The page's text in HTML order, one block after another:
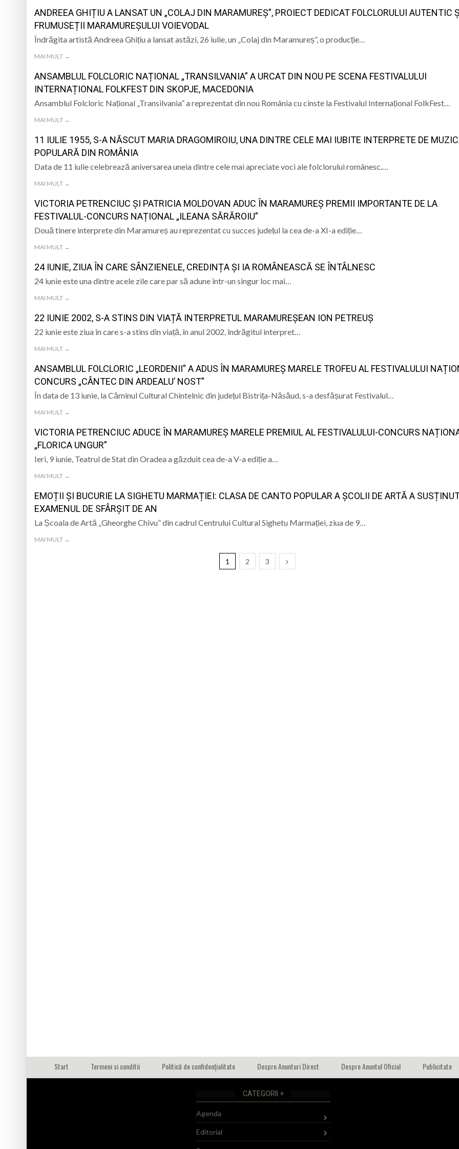
Eveniment special la Baia Mare, la 570 de ani de la moartea lui Iancu de
„Zilele Moiseiului” se vor desfășura în perioada 14–16 august
Muzeul de Mineralogie Baia Mare, gazda unui eveniment internațional
ANDREEA GHIȚIU A LANSAT UN „COLAJ DIN MARAMUREȘ”, PROIECT DEDICAT FOLCLORULUI AUTENTIC
FRUMUSEȚII MARAMUREȘULUI VOIEVODAL
Îndrăgita artistă Andreea Ghițiu a lansat astăzi, 26 iulie, un „Colaj din Maramureș”, o producție…
MAI MULT →
ANSAMBLUL FOLCLORIC NAȚIONAL „TRANSILVANIA” A URCAT DIN NOU PE SCENA FESTIVALULUI
INTERNAȚIONAL FOLKFEST DIN SKOPJE, MACEDONIA
Ansamblul Folcloric Național „Transilvania” a reprezentat din nou România cu cinste la Festivalul Internațional FolkFest…
MAI MULT →
11 IULIE 1955, S-A NĂSCUT MARIA DRAGOMIROIU, UNA DINTRE CELE MAI IUBITE INTERPRETE DE
POPULARĂ DIN ROMÂNIA
Data de 11 iulie celebrează aniversarea uneia dintre cele mai apreciate voci ale folclorului românesc.…
MAI MULT →
VICTORIA PETRENCIUC ȘI PATRICIA MOLDOVAN ADUC ÎN MARAMUREȘ PREMII IMPORTANTE DE LA
FESTIVALUL-CONCURS NAȚIONAL „ILEANA SĂRĂROIU”
Două tinere interprete din Maramureș au reprezentat cu succes județul la cea de-a XI-a ediție…
MAI MULT →
24 IUNIE, ZIUA ÎN CARE SÂNZIENELE, CREDINȚA ȘI IA ROMÂNEASCĂ SE ÎNTÂLNESC
24 iunie este una dintre acele zile care par să adune într-un singur loc mai…
MAI MULT →
22 IUNIE 2002, S-A STINS DIN VIAȚĂ INTERPRETUL MARAMUREȘEAN ION PETREUȘ
22 iunie este ziua în care s-a stins din viață, în anul 2002, îndrăgitul interpret…
MAI MULT →
ANSAMBLUL FOLCLORIC „LEORDENII” A ADUS ÎN MARAMUREȘ MARELE TROFEU AL FESTIVALULUI
CONCURS „CÂNTEC DIN ARDEALU’ NOST”
În data de 13 iunie, la Căminul Cultural Chintelnic din județul Bistrița-Năsăud, s-a desfășurat Festivalul…
MAI MULT →
VICTORIA PETRENCIUC ADUCE ÎN MARAMUREȘ MARELE PREMIUL AL FESTIVALULUI-CONCURS
„FLORICA UNGUR”
Ieri, 9 iunie, Teatrul de Stat din Oradea a găzduit cea de-a V-a ediție a…
MAI MULT →
EMOȚII ȘI BUCURIE LA SIGHETU MARMAȚIEI: CLASA DE CANTO POPULAR A ȘCOLII DE ARTĂ A
EXAMENUL DE SFÂRȘIT DE AN
La Școala de Artă „Gheorghe Chivu” din cadrul Centrului Cultural Sighetu Marmației, ziua de 9…
MAI MULT →
1 2 3
Start Termeni si conditii Politică de confidențialitate Despre Anunturi Direct Despre Anuntul Oficial Publicitate
CATEGORII +
Agenda
Editorial